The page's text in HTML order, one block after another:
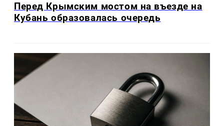
Перед Крымским мостом на въезде на
Кубань образовалась очередь